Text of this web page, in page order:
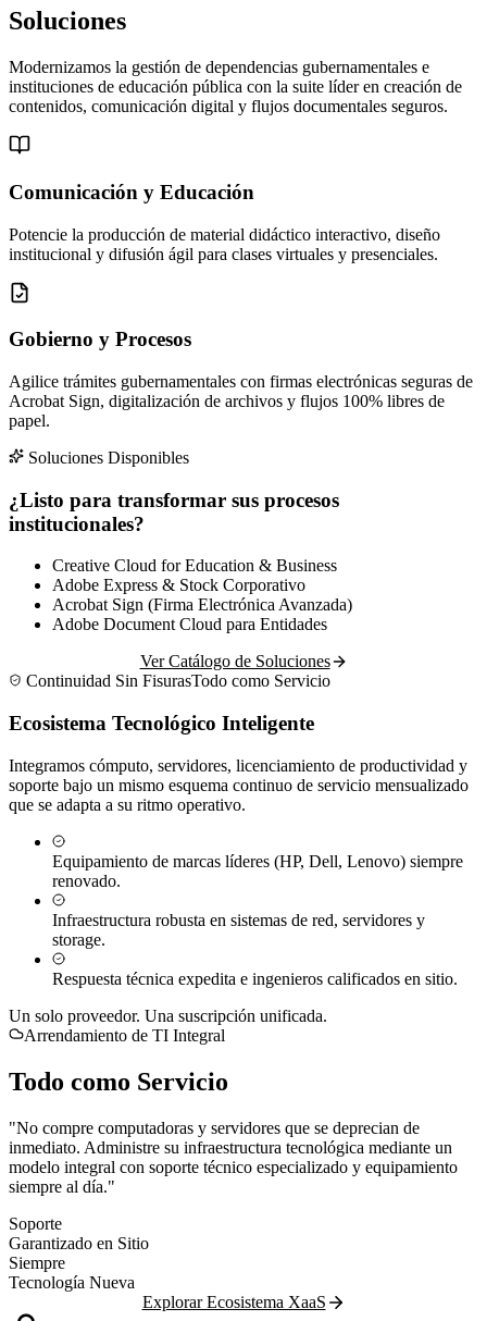
Soluciones
Modernizamos la gestión de dependencias gubernamentales e
instituciones de educación pública con la suite líder en creación de
contenidos, comunicación digital y flujos documentales seguros.
Comunicación y Educación
Potencie la producción de material didáctico interactivo, diseño
institucional y difusión ágil para clases virtuales y presenciales.
Gobierno y Procesos
Agilice trámites gubernamentales con firmas electrónicas seguras de
Acrobat Sign, digitalización de archivos y flujos 100% libres de
papel.
Soluciones Disponibles
¿Listo para transformar sus procesos
institucionales?
Creative Cloud for Education & Business
Adobe Express & Stock Corporativo
Acrobat Sign (Firma Electrónica Avanzada)
Adobe Document Cloud para Entidades
Ver Catálogo de Soluciones
Continuidad Sin FisurasTodo como Servicio
Ecosistema Tecnológico Inteligente
Integramos cómputo, servidores, licenciamiento de productividad y
soporte bajo un mismo esquema continuo de servicio mensualizado
que se adapta a su ritmo operativo.
Equipamiento de marcas líderes (HP, Dell, Lenovo) siempre
renovado.
Infraestructura robusta en sistemas de red, servidores y
storage.
Respuesta técnica expedita e ingenieros calificados en sitio.
Un solo proveedor. Una suscripción unificada.
Arrendamiento de TI Integral
Todo como Servicio
"No compre computadoras y servidores que se deprecian de
inmediato. Administre su infraestructura tecnológica mediante un
modelo integral con soporte técnico especializado y equipamiento
siempre al día."
Soporte
Garantizado en Sitio
Siempre
Tecnología Nueva
Explorar Ecosistema XaaS